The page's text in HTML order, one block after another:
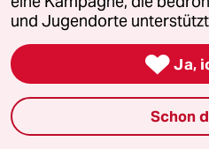
meistkommentiert
1 Krise der
AfD-Wählen als
und Jugendorte
 Ja,
Schon